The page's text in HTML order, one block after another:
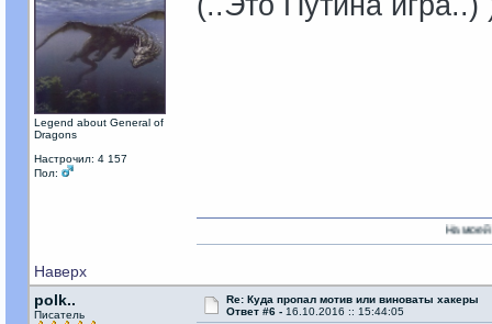
Legend about General of
Dragons
Настрочил: 4 157
Пол:
Наверх
На моей стороне есть
pоlk..
Писатель
Re: Куда пропал мотив или виноваты хакеры
Ответ #6 - 16.10.2016 :: 15:44:05